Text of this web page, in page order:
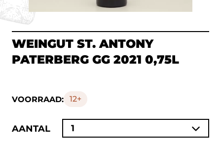
WEINGUT ST. ANTONY
PATERBERG GG 2021 0,75L
VOORRAAD: 12+
AANTAL 1